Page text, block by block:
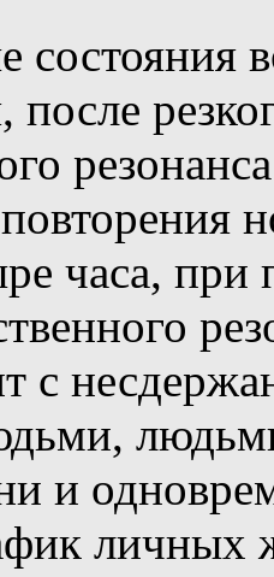
состояния
после
часа,
с
и